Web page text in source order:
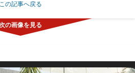
この記事へ戻る